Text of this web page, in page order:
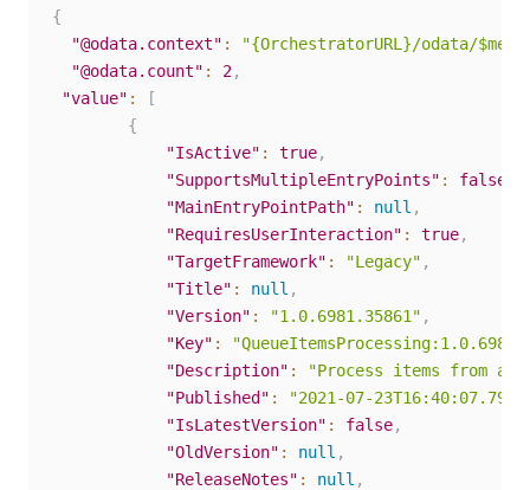
{
"@odata.context" :
"{OrchestratorURL}/odata/
"@odata.count" : 2,
"value" :
[
{
"IsActive" : true,
"SupportsMultipleEntryPoints" : false
"MainEntryPointPath" : null ,
"RequiresUserInteraction" : true,
"TargetFramework" : "Legacy" ,
"Title" : null ,
"Version" : "1.0.6981.35861" ,
"Key" :
"Description" :
"Process items from an
"Published" :
"2021-07-
"IsLatestVersion" : false,
"OldVersion" : null ,
"ReleaseNotes" : null ,